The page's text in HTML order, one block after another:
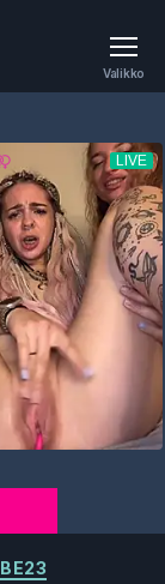
Valikko